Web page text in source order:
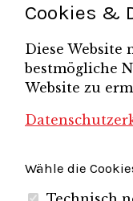
Verbandsbezirke
News
Newsletter
Presse
Projekte
Angebote
Cookies &
Diese Website
bestmögliche
Website zu
Wähle die